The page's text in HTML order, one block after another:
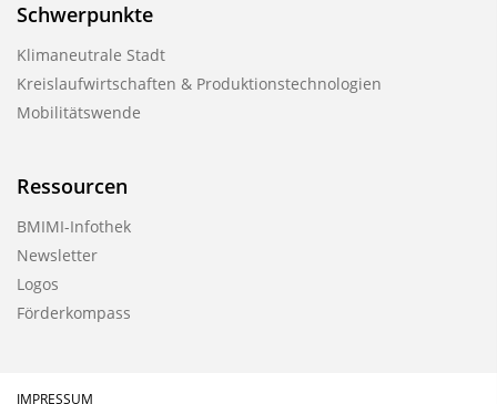
a
Schwerpunkte
Klimaneutrale Stadt
Kreislaufwirtschaften & Produktionstechnologien
Mobilitätswende
Ressourcen
BMIMI-Infothek
Newsletter
Logos
Förderkompass
IMPRESSUM